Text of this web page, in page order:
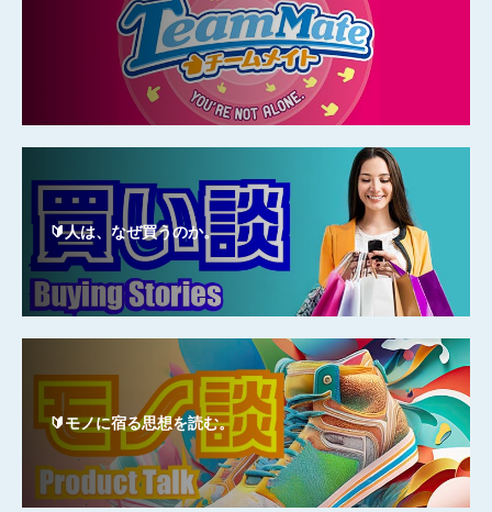
🔰人は、なぜ買うのか。
🔰モノに宿る思想を読む。